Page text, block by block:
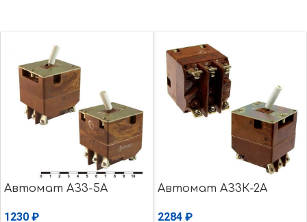
Автомат АЗ3-5А
1230 ₽
Автомат АЗ3К-2А
2284 ₽